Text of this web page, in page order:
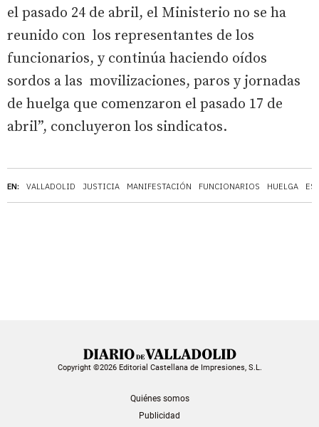
EN: VALLADOLID JUSTICIA MANIFESTACIÓN FUNCIONARIOS HUELGA
el pasado 24 de abril, el Ministerio no se ha
reunido con los representantes de los
funcionarios, y continúa haciendo oídos
sordos a las movilizaciones, paros y jornadas
de huelga que comenzaron el pasado 17 de
abril”, concluyeron los sindicatos.
Copyright ©2026 Editorial Castellana de Impresiones, S.L.
Quiénes somos
Publicidad